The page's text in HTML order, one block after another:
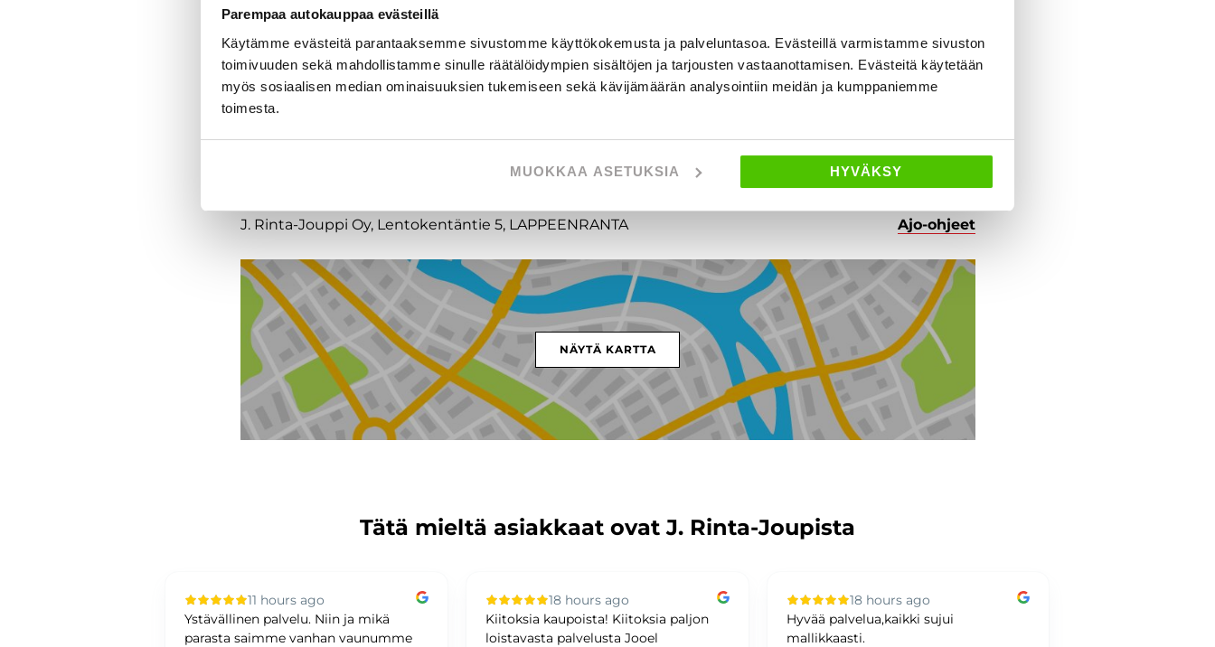
Parempaa autokauppaa evästeillä
Käytämme evästeitä parantaaksemme sivustomme käyttökokemusta ja palveluntasoa. Evästeillä varmistamme sivuston
toimivuuden sekä mahdollistamme sinulle räätälöidympien sisältöjen ja tarjousten vastaanottamisen. Evästeitä käytetään
myös sosiaalisen median ominaisuuksien tukemiseen sekä kävijämäärän analysointiin meidän ja kumppaniemme
toimesta.
MUOKKAA ASETUKSIA HYVÄKSY
Tekniset tiedot
J. Rinta-Jouppi Oy, Lentokentäntie 5, LAPPEENRANTA Ajo-ohjeet
NÄYTÄ KARTTA
Tätä mieltä asiakkaat ovat J. Rinta-Joupista
11 hours ago
Ystävällinen palvelu. Niin ja mikä
parasta saimme vanhan vaunumme
18 hours ago
Kiitoksia kaupoista! Kiitoksia paljon
loistavasta palvelusta Jooel
18 hours ago
Hyvää palvelua,kaikki sujui
mallikkaasti.